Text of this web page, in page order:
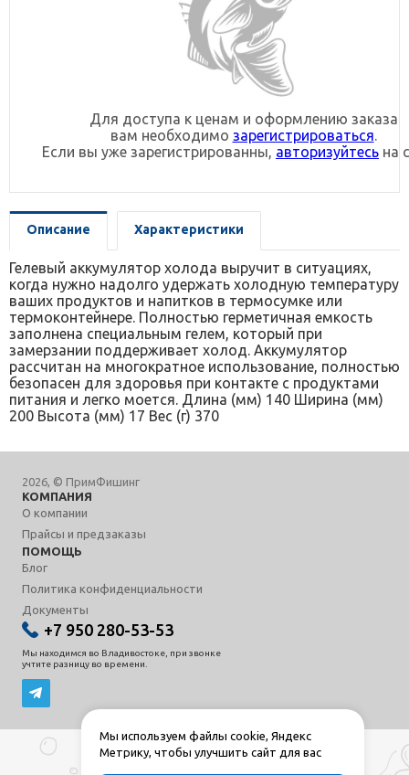
Для доступа к ценам и оформлению заказа
вам необходимо зарегистрироваться.
Если вы уже зарегистрированны, авторизуйтесь на
Описание Характеристики
Гелевый аккумулятор холода выручит в ситуациях,
когда нужно надолго удержать холодную температуру
ваших продуктов и напитков в термосумке или
термоконтейнере. Полностью герметичная емкость
заполнена специальным гелем, который при
замерзании поддерживает холод. Аккумулятор
рассчитан на многократное использование, полностью
безопасен для здоровья при контакте с продуктами
питания и легко моется. Длина (мм) 140 Ширина (мм)
200 Высота (мм) 17 Вес (г) 370
2026, © ПримФишинг
КОМПАНИЯ
О компании
Прайсы и предзаказы
ПОМОЩЬ
Блог
Политика конфиденциальности
Документы
+7 950 280-53-53
Мы находимся во Владивостоке, при звонке
учтите разницу во времени.
Мы используем файлы cookie, Яндекс
Метрику, чтобы улучшить сайт для вас